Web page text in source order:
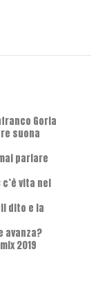
Goria
suona
parlare
vita nel
dito e la
avanza?
2019